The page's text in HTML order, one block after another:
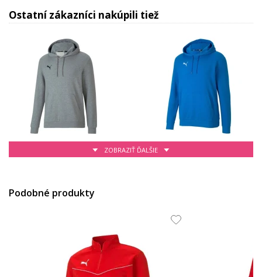
Ostatní zákazníci nakúpili tiež
ZOBRAZIŤ ĎALŠIE
Podobné produkty